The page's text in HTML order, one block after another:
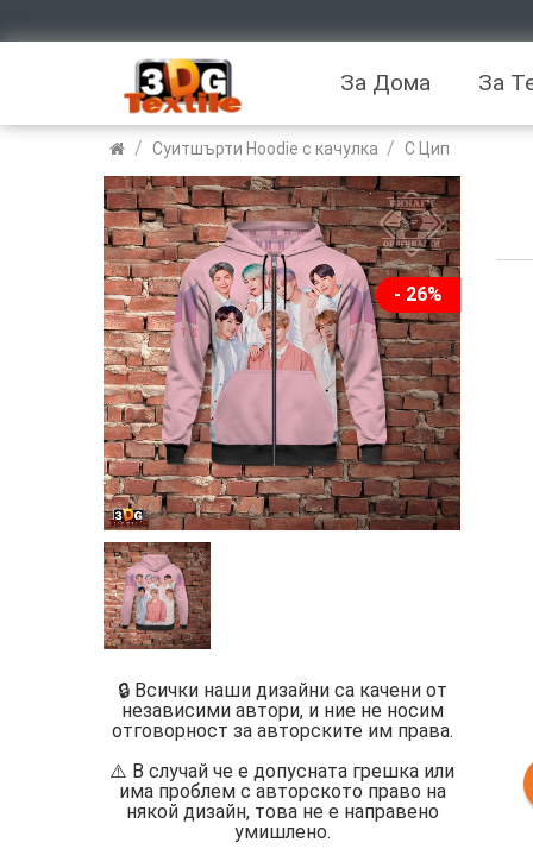
За Дома За
/ Суитшърти Hoodie с качулка / С Цип
- 26%
🔒 Всички наши дизайни са качени от
независими автори, и ние не носим
отговорност за авторските им права.
⚠️ В случай че е допусната грешка или
има проблем с авторското право на
някой дизайн, това не е направено
умишлено.